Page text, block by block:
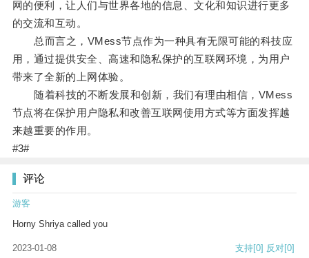
网的便利，让人们与世界各地的信息、文化和知识进行更多
的交流和互动。
总而言之，VMess节点作为一种具有无限可能的科技应
用，通过提供安全、高速和隐私保护的互联网环境，为用户
带来了全新的上网体验。
随着科技的不断发展和创新，我们有理由相信，VMess
节点将在保护用户隐私和改善互联网使用方式等方面发挥越
来越重要的作用。
#3#
评论
游客
Horny Shriya called you
2023-01-08 支持[0] 反对[0]